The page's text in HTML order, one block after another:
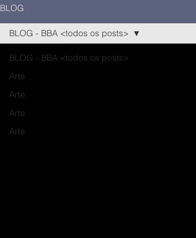
BLOG
BLOG - BBA <todos os posts>
Arte
Arte
Arte
Arte
BLOG - BBA <todos os posts>